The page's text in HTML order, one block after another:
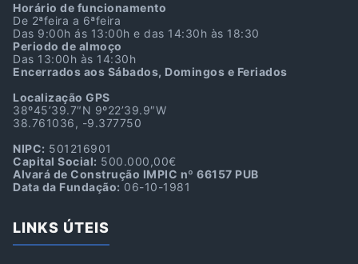
Horário de funcionamento
De 2ªfeira a 6ªfeira
Das 9:00h ás 13:00h e das 14:30h às 18:30
Periodo de almoço
Das 13:00h às 14:30h
Encerrados aos Sábados, Domingos e Feriados
Localização GPS
38º45’39.7″N 9º22’39.9″W
38.761036, -9.377750
NIPC: 501216901
Capital Social: 500.000,00€
Alvará de Construção IMPIC nº 66157 PUB
Data da Fundação: 06-10-1981
LINKS ÚTEIS